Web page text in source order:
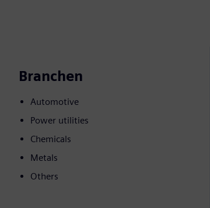
Branchen
Automotive
Power utilities
Chemicals
Metals
Others